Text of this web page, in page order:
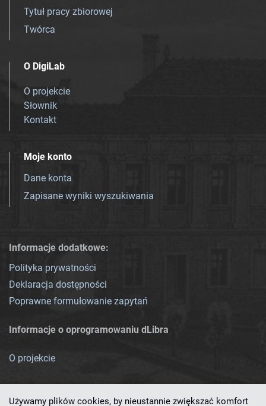
Tytuł pracy zbiorowej
Twórca
O DigiLab
O projekcie
Słownik
Kontakt
Moje konto
Dane konta
Zapisane wyniki wyszukiwania
Informacje dodatkowe:
Polityka prywatności
Deklaracja dostępności
Poprawne formułowanie zapytań
Informacje o oprogramowaniu dLibra
O projekcie
Używamy plików cookies, by nieustannie zwiększać komfort